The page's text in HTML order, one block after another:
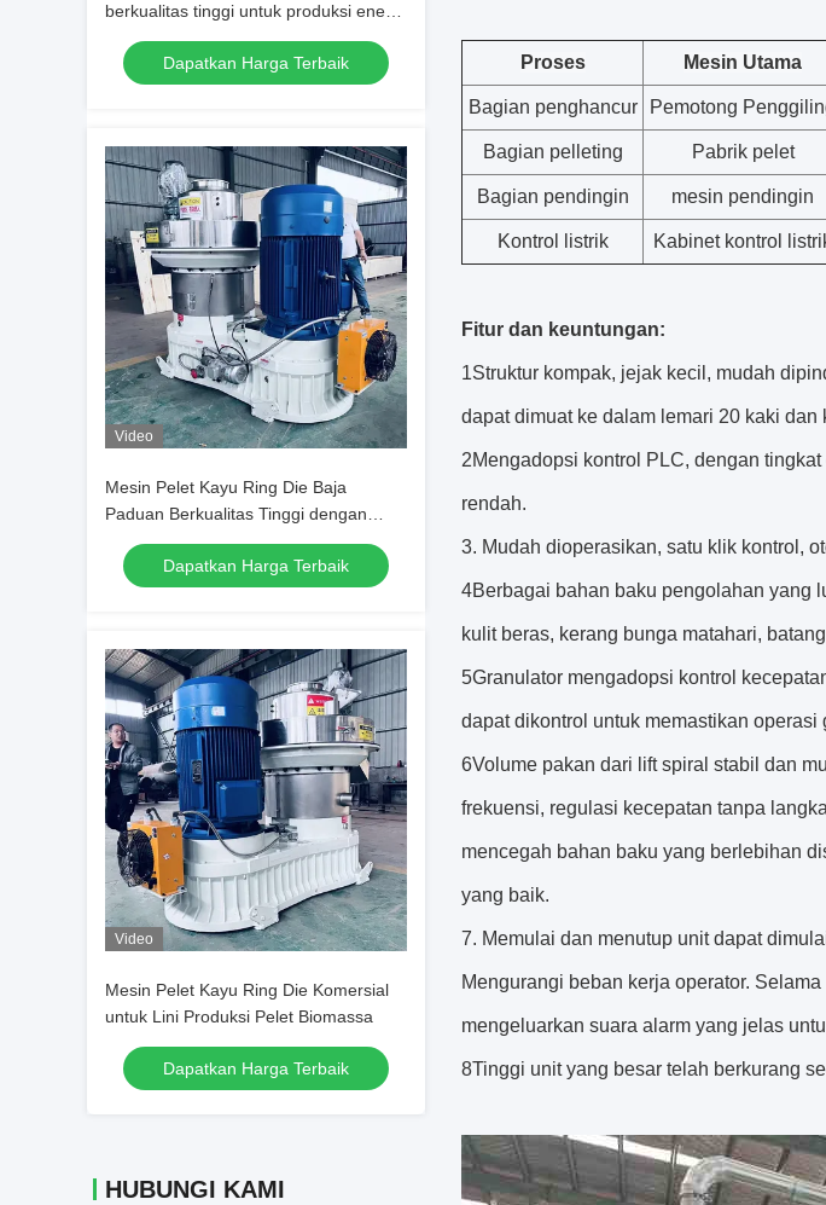
berkualitas tinggi untuk produksi energi
bersih
Dapatkan Harga Terbaik
Video
Mesin Pelet Kayu Ring Die Baja
Paduan Berkualitas Tinggi dengan
Pelumasan Otomatis dan Transmisi
Roda Gigi Heliks yang Efisien
Dapatkan Harga Terbaik
Video
Mesin Pelet Kayu Ring Die Komersial
untuk Lini Produksi Pelet Biomassa
Dapatkan Harga Terbaik
HUBUNGI KAMI
Proses Mesin Utama
Bagian penghancur Pemotong
Bagian pelleting Pabrik pelet
Bagian pendingin mesin pendingin
Kontrol listrik Kabinet kontrol
Fitur dan keuntungan:
1Struktur kompak, jejak kecil, mudah
dapat dimuat ke dalam lemari 20 kaki
2Mengadopsi kontrol PLC, dengan
rendah.
3. Mudah dioperasikan, satu klik kontrol,
4Berbagai bahan baku pengolahan yang
kulit beras, kerang bunga matahari,
5Granulator mengadopsi kontrol
dapat dikontrol untuk memastikan operasi
6Volume pakan dari lift spiral stabil dan
frekuensi, regulasi kecepatan tanpa
mencegah bahan baku yang berlebihan
yang baik.
7. Memulai dan menutup unit dapat
Mengurangi beban kerja operator.
mengeluarkan suara alarm yang jelas
8Tinggi unit yang besar telah berkurang